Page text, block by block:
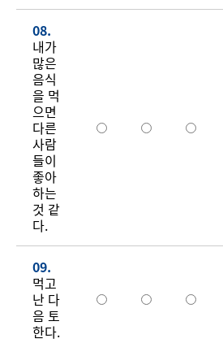
08.
내가
많은
음식
을 먹
으면
다른
사람
들이
좋아
하는
것 같
다.
09.
먹고
난 다
음 토
한다.